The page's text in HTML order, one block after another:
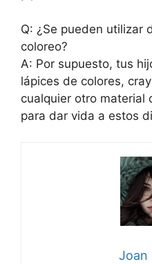
Q: ¿Se pueden utilizar
coloreo?
A: Por supuesto, tus
lápices de colores,
cualquier otro material
para dar vida a estos
Joan